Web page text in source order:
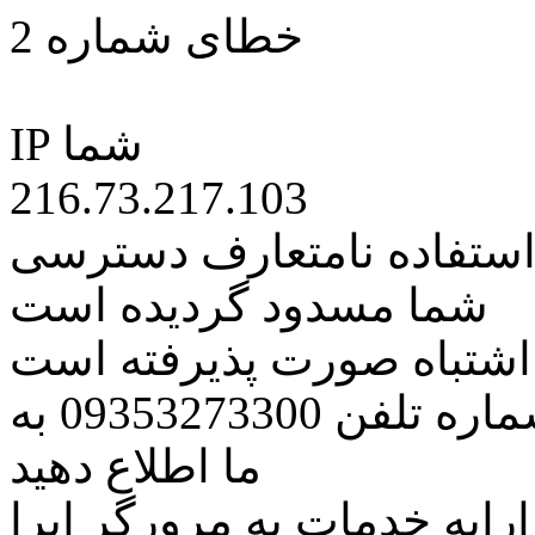
خطای شماره 2
IP شما
216.73.217.103
نامتعارف دسترسی
شما مسدود گردیده است
اشتباه صورت پذیرفته است
مراتب این مسئله را از طریق شماره تلفن 09353273300 به
ما اطلاع دهید
خدمات به مرورگر اپرا